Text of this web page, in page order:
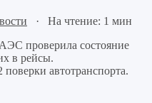
· На чтение: 1 мин
проверила состояние
в рейсы.
автотранспорта.